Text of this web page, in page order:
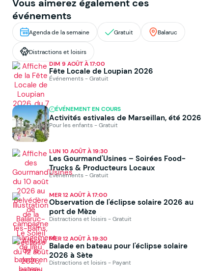
Vous aimerez également ces
événements
Agenda de la semaine Gratuit Balaruc
Distractions et loisirs
DIM 9 AOÛT À 17:00
Fête Locale de Loupian 2026
Événements - Gratuit
ÉVÉNEMENT EN COURS
Activités estivales de Marseillan, été 2026
Pour les enfants - Gratuit
LUN 10 AOÛT À 19:30
Les Gourmand'Usines – Soirées Food-
Trucks & Producteurs Locaux
Événements - Gratuit
MER 12 AOÛT À 17:00
Observation de l'éclipse solaire 2026 au
port de Mèze
Distractions et loisirs - Gratuit
MER 12 AOÛT À 19:30
Balade en bateau pour l'éclipse solaire
2026 à Sète
Distractions et loisirs - Payant